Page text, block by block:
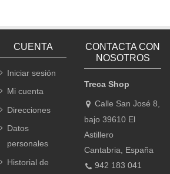
CUENTA
Iniciar sesión
Mi cuenta
Direcciones
Datos
personales
Historial de
CONTACTA CON
NOSOTROS
Treca Shop
Calle San José 8,
bajo 39610 El
Astillero
Cantabria, España
942 183 041